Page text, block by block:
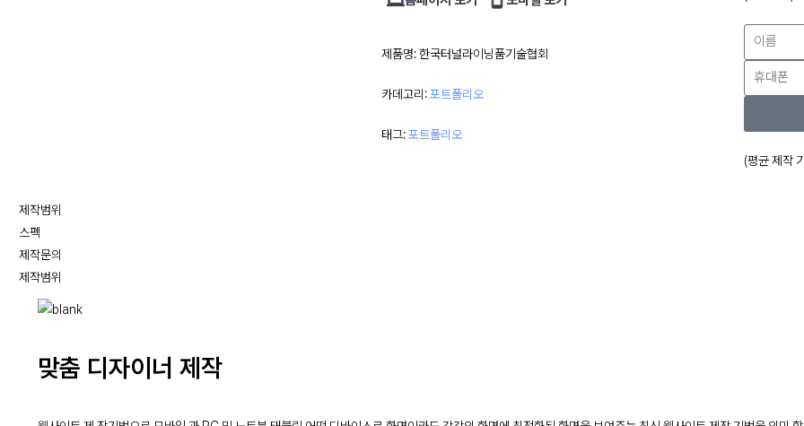
제품명:한국터널라이닝품기술협회
카데고리:포트폴리오
태그:포트폴리오
(평균 제작
제작범위
스펙
제작문의
제작범위
맞춤 디자이너 제작